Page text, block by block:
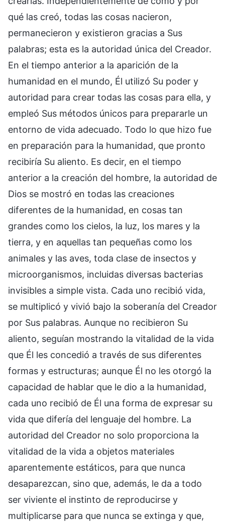
qué las creó, todas las cosas nacieron,
permanecieron y existieron gracias a Sus
palabras; esta es la autoridad única del Creador.
En el tiempo anterior a la aparición de la
humanidad en el mundo, Él utilizó Su poder y
autoridad para crear todas las cosas para ella, y
empleó Sus métodos únicos para prepararle un
entorno de vida adecuado. Todo lo que hizo fue
en preparación para la humanidad, que pronto
recibiría Su aliento. Es decir, en el tiempo
anterior a la creación del hombre, la autoridad de
Dios se mostró en todas las creaciones
diferentes de la humanidad, en cosas tan
grandes como los cielos, la luz, los mares y la
tierra, y en aquellas tan pequeñas como los
animales y las aves, toda clase de insectos y
microorganismos, incluidas diversas bacterias
invisibles a simple vista. Cada uno recibió vida,
se multiplicó y vivió bajo la soberanía del Creador
por Sus palabras. Aunque no recibieron Su
aliento, seguían mostrando la vitalidad de la vida
que Él les concedió a través de sus diferentes
formas y estructuras; aunque Él no les otorgó la
capacidad de hablar que le dio a la humanidad,
cada uno recibió de Él una forma de expresar su
vida que difería del lenguaje del hombre. La
autoridad del Creador no solo proporciona la
vitalidad de la vida a objetos materiales
aparentemente estáticos, para que nunca
desaparezcan, sino que, además, le da a todo
ser viviente el instinto de reproducirse y
multiplicarse para que nunca se extinga y que,